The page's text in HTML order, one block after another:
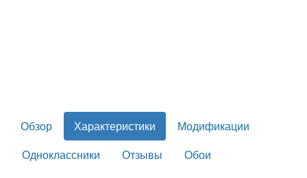
Обзор Характеристики
Модификации
Одноклассники
Отзывы Обои